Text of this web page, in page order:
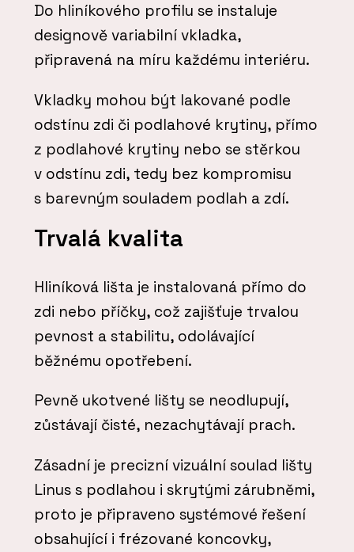
Do hliníkového profilu se instaluje
designově variabilní vkladka,
připravená na míru každému interiéru.
Vkladky mohou být lakované podle
odstínu zdi či podlahové krytiny, přímo
z podlahové krytiny nebo se stěrkou
v odstínu zdi, tedy bez kompromisu
s barevným souladem podlah a zdí.
Trvalá kvalita
Hliníková lišta je instalovaná přímo do
zdi nebo příčky, což zajišťuje trvalou
pevnost a stabilitu, odolávající
běžnému opotřebení.
Pevně ukotvené lišty se neodlupují,
zůstávají čisté, nezachytávají prach.
Zásadní je precizní vizuální soulad lišty
Linus s podlahou i skrytými zárubněmi,
proto je připraveno systémové řešení
obsahující i frézované koncovky,